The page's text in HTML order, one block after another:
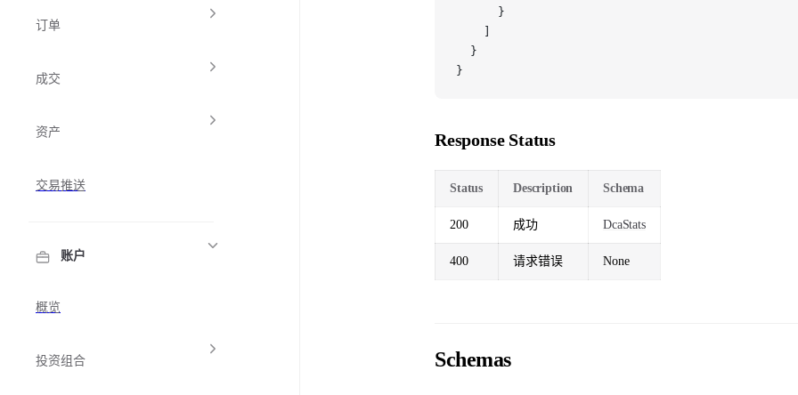
订单
成交
资产
交易推送
账户
概览
投资组合
      }
  }
}
Response Status
Status Description Schema
200 成功 DcaStats
400 请求错误 None
Schemas